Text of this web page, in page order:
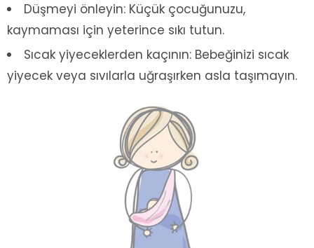
Düşmeyi önleyin: Küçük çocuğunuzu,
kaymaması için yeterince sıkı tutun.
Sıcak yiyeceklerden kaçının: Bebeğinizi sıcak
yiyecek veya sıvılarla uğraşırken asla taşımayın.